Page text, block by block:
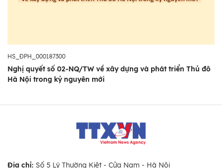
HS_ĐPH_000187300
Nghị quyết số 02-NQ/TW về xây dựng và phát triển Thủ đô
Hà Nội trong kỷ nguyên mới
Địa chỉ: Số 5 Lý Thường Kiệt - Cửa Nam - Hà Nội